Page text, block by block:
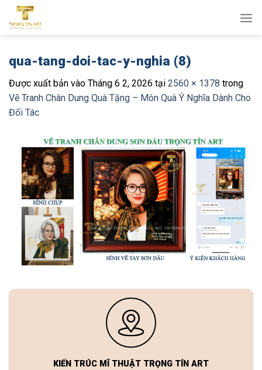
qua
qua-tang-doi-tac-y-nghia (8)
Được xuất bản vào Tháng 6 2, 2026 tại 2560 × 1378 trong
Vẽ Tranh Chân Dung Quà Tặng – Món Quà Ý Nghĩa Dành Cho
Đối Tác
KIẾN TRÚC MĨ THUẬT TRỌNG TÍN ART